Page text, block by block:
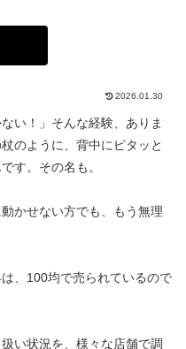
2026.01.30
い！」そんな経験、ありま
のように、背中にピタッと
す。その名も。
かせない方でも、もう無理
、100均で売られているので
い状況を、様々な店舗で調